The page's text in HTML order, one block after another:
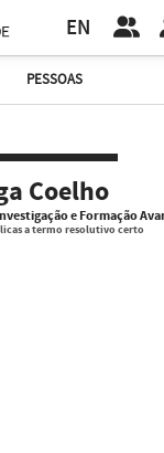
EN
PESSOAS
Coelho
e Formação
a termo resolutivo certo